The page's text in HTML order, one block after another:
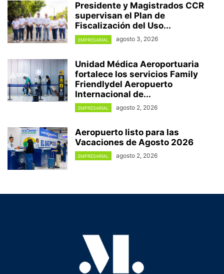
Presidente y Magistrados CCR
supervisan el Plan de
Fiscalización del Uso...
EMPRESARIAL agosto 3, 2026
Unidad Médica Aeroportuaria
fortalece los servicios Family
Friendlydel Aeropuerto
Internacional de...
EMPRESARIAL agosto 2, 2026
Aeropuerto listo para las
Vacaciones de Agosto 2026
EMPRESARIAL agosto 2, 2026